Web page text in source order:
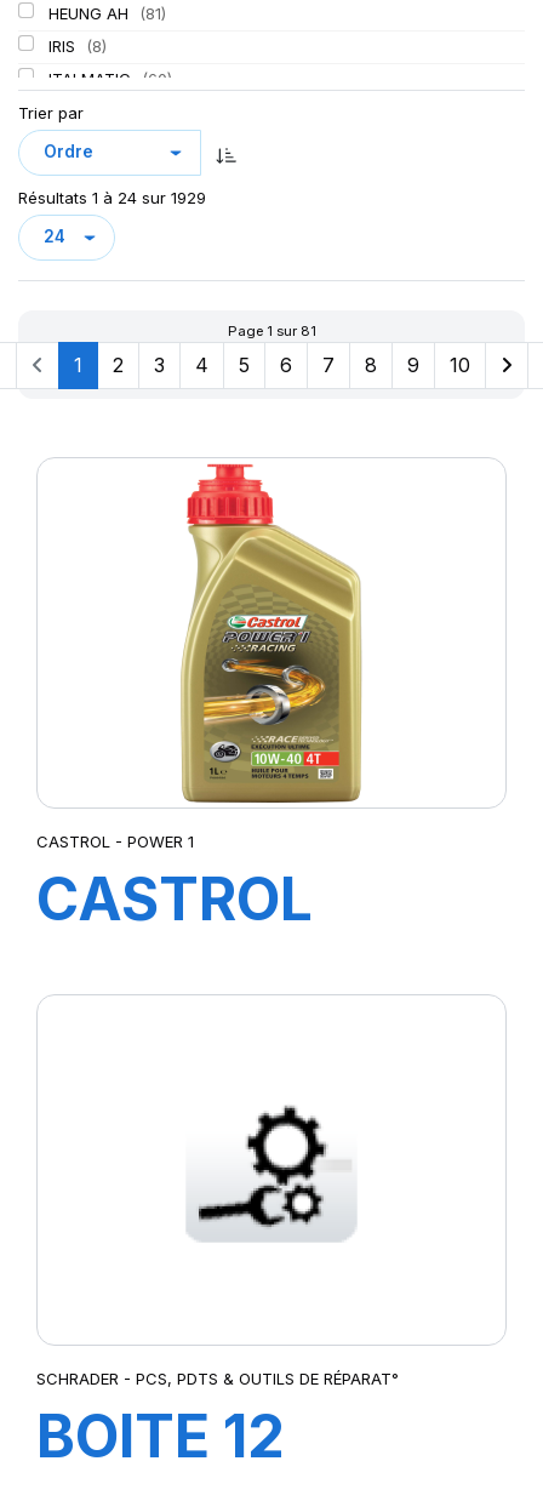
HEUNG AH
(81)
IRIS
(8)
ITALMATIC
(60)
KLEBER
LASSA
LING LONG (152)
MICHELIN (345)
MITAS
(95)
PROMETEON (18)
SCHRADER
(24)
Trier par
Résultats 1 à 24 sur 1929
Page 1 sur 81
1 2 3 4 5 6 7 8 9 10
CASTROL - POWER 1
CASTROL
10W-40 1L
SCHRADER - PCS, PDTS & OUTILS DE RÉPARAT°
BOITE 12